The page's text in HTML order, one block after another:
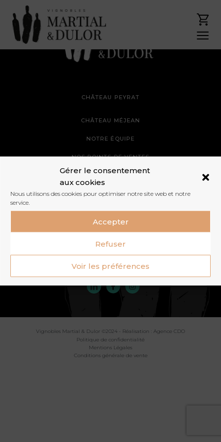
Gérer le consentement
aux cookies
Nous utilisons des cookies pour optimiser notre site web et notre
service.
Accepter
Refuser
Voir les préférences
CHÂTEAU PEYRAT
CHÂTEAU MÉJEAN
NOTRE ÉQUIPE
NOS POINTS DE VENTES
NOTRE BOUTIQUE
Nous contacter
Suivez-nous
Vignobles Martial & Dulor ©2024 - Réalisation : Agence CDO
Politique de confidentialité
Mentions Légales
Conditions générale de vente